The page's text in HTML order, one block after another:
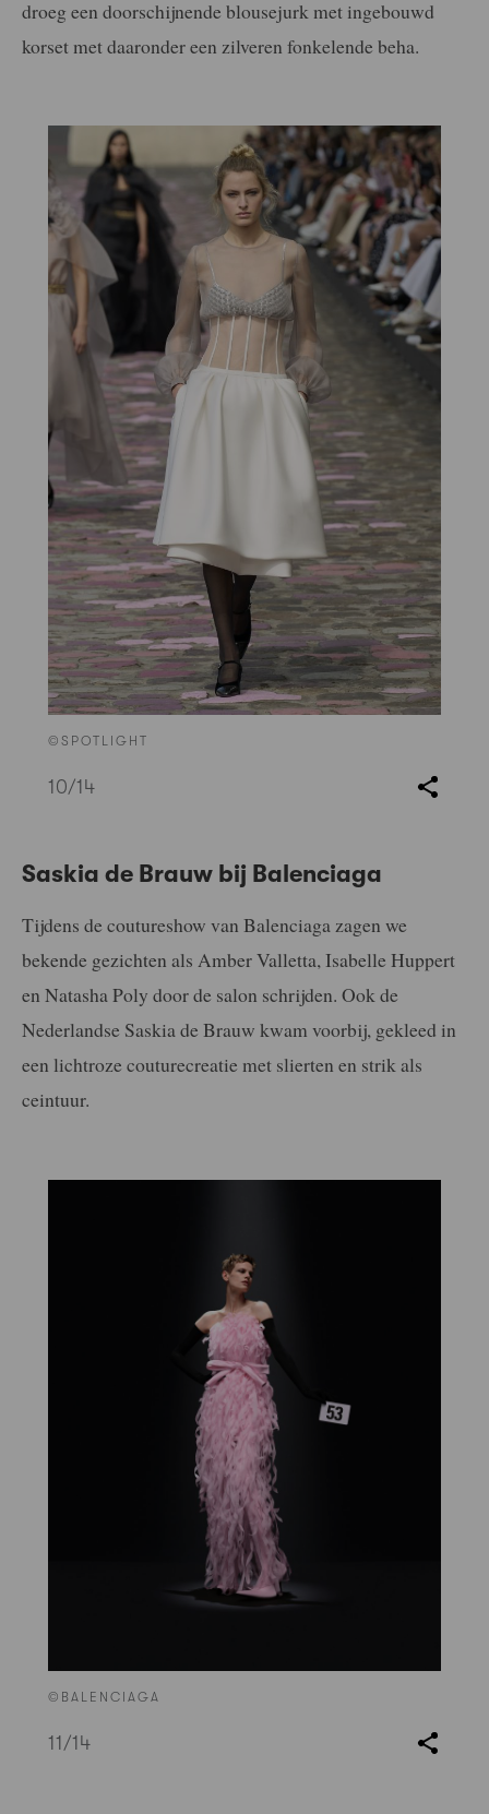
droeg een doorschijnende blousejurk met ingebouwd
korset met daaronder een zilveren fonkelende beha.
©SPOTLIGHT
10/14
Saskia de Brauw bij Balenciaga
Tijdens de coutureshow van Balenciaga zagen we
bekende gezichten als Amber Valletta, Isabelle Huppert
en Natasha Poly door de salon schrijden. Ook de
Nederlandse Saskia de Brauw kwam voorbij, gekleed in
een lichtroze couturecreatie met slierten en strik als
ceintuur.
©BALENCIAGA
11/14